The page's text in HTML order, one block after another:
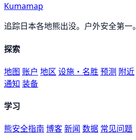
Kumamap
追踪日本各地熊出没。户外安全第一。
探索
地图 账户 地区 设施・名胜 预测 附近
通知 装备
学习
熊安全指南 博客新闻 数据 常见问题